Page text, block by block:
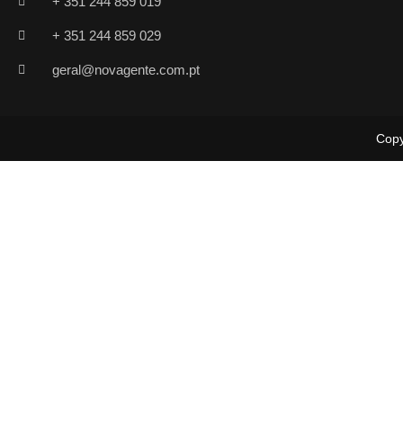
+ 351 244 859 029
geral@novagente.com.pt